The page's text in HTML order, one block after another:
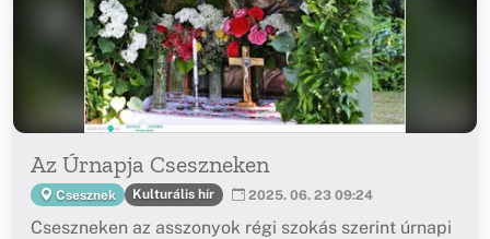
Az Úrnapja Cseszneken
Csesznek Kulturális hír 2025. 06. 23 09:24
Cseszneken az asszonyok régi szokás szerint úrnapi